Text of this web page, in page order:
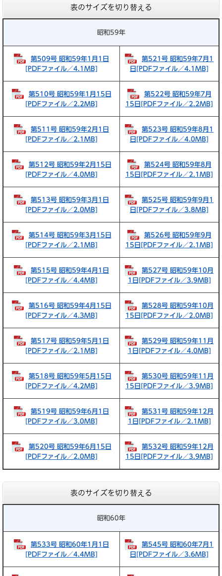
表のサイズを切り替える
昭和59年
第509号 昭和59年1月1日
[PDFファイル／4.1MB]
第521号 昭和59年7月1
日[PDFファイル／4.1MB]
第510号 昭和59年1月15日
[PDFファイル／2.2MB]
第522号 昭和59年7月
15日[PDFファイル／2.2MB]
第511号 昭和59年2月1日
[PDFファイル／2.1MB]
第523号 昭和59年8月1
日[PDFファイル／4.0MB]
第512号 昭和59年2月15日
[PDFファイル／4.0MB]
第524号 昭和59年8月
15日[PDFファイル／2.1MB]
第513号 昭和59年3月1日
[PDFファイル／2.0MB]
第525号 昭和59年9月1
日[PDFファイル／3.8MB]
第514号 昭和59年3月15日
[PDFファイル／2.1MB]
第526号 昭和59年9月
15日[PDFファイル／2.1MB]
第515号 昭和59年4月1日
[PDFファイル／4.4MB]
第527号 昭和59年10月
1日[PDFファイル／3.9MB]
第516号 昭和59年4月15日
[PDFファイル／4.3MB]
第528号 昭和59年10月
15日[PDFファイル／2.0MB]
第517号 昭和59年5月1日
[PDFファイル／2.1MB]
第529号 昭和59年11月
1日[PDFファイル／4.0MB]
第518号 昭和59年5月15日
[PDFファイル／4.2MB]
第530号 昭和59年11月
15日[PDFファイル／3.9MB]
第519号 昭和59年6月1日
[PDFファイル／3.0MB]
第531号 昭和59年12月
1日[PDFファイル／2.1MB]
第520号 昭和59年6月15日
[PDFファイル／2.0MB]
第532号 昭和59年12月
15日[PDFファイル／3.9MB]
表のサイズを切り替える
昭和60年
第533号 昭和60年1月1日
[PDFファイル／4.4MB]
第545号 昭和60年7月1
日[PDFファイル／3.6MB]